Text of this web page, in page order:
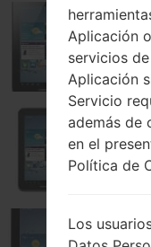
Aplicación
servicios
Aplicación
Servicio
además de
en el
Política de
Los